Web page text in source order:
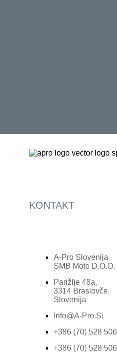
KONTAKT
A-Pro Slovenija
SMB Moto D.o.o.
Parižlje 48a,
3314 Braslovče,
Slovenija
Info@a-Pro.si
+386 (70) 528 506
+386 (70) 528 506